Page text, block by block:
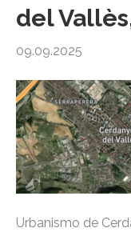
del
09.09.2025
Urbanismo de